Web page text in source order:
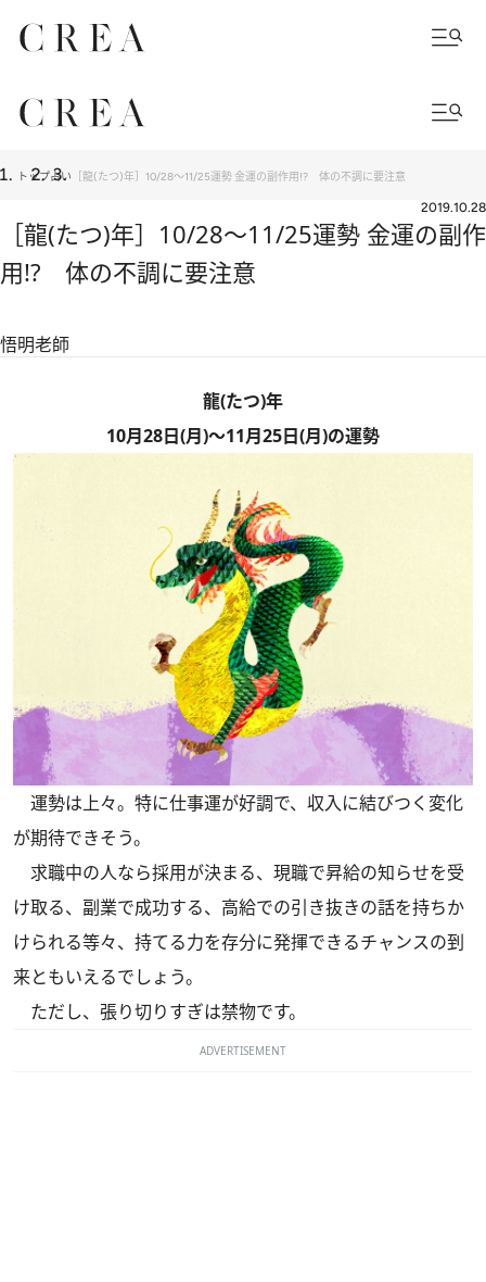
トップ占い ［龍(たつ)年］10/28～11/25運勢 金運の副作用!? 体の不調に要注意
2019.10.28
［龍(たつ)年］10/28～11/25運勢 金運の副作
用!? 体の不調に要注意
悟明老師
龍(たつ)年
10月28日(月)～11月25日(月)の運勢
運勢は上々。特に仕事運が好調で、収入に結びつく変化
が期待できそう。
求職中の人なら採用が決まる、現職で昇給の知らせを受
け取る、副業で成功する、高給での引き抜きの話を持ちか
けられる等々、持てる力を存分に発揮できるチャンスの到
来ともいえるでしょう。
ただし、張り切りすぎは禁物です。
ADVERTISEMENT